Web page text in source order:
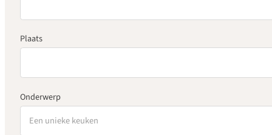
Plaats
Onderwerp